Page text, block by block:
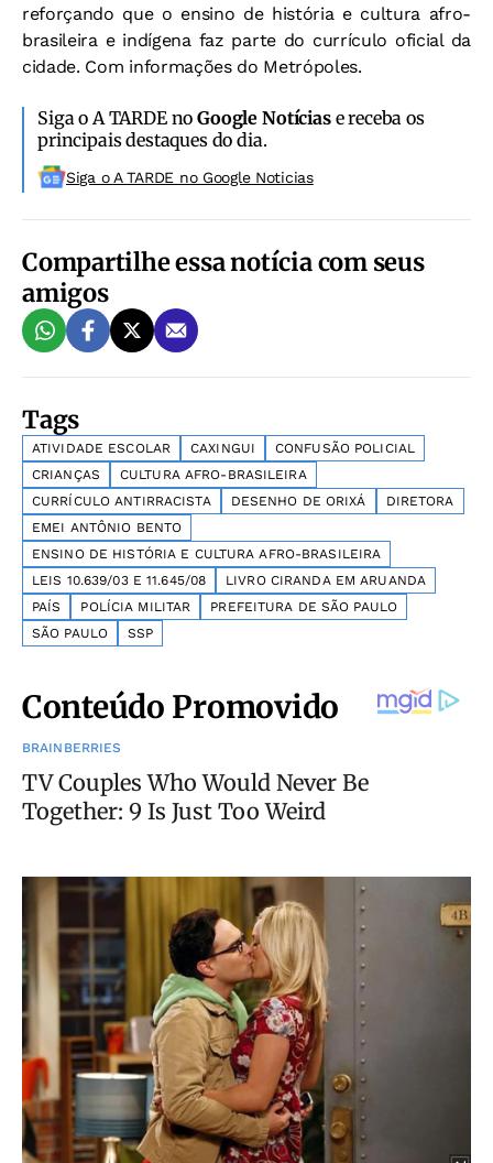
reforçando que o ensino de história e cultura afro-
brasileira e indígena faz parte do currículo oficial da
cidade. Com informações do Metrópoles.
Siga o A TARDE noGoogle Notíciase receba os
principais destaques do dia.
Siga o A TARDE no Google Noticias
Compartilhe essa notícia com seus
amigos
Tags
ATIVIDADE ESCOLAR CAXINGUI
CONFUSÃO POLICIAL
CRIANÇAS
CULTURA AFRO-BRASILEIRA
CURRÍCULO ANTIRRACISTA
DESENHO DE ORIXÁ
DIRETORA
EMEI ANTÔNIO BENTO
ENSINO DE HISTÓRIA E CULTURA AFRO-BRASILEIRA
LEIS 10.639/03 E 11.645/08
LIVRO CIRANDA EM ARUANDA
PAÍS
POLÍCIA MILITAR
PREFEITURA DE SÃO PAULO
SÃO PAULO
SSP